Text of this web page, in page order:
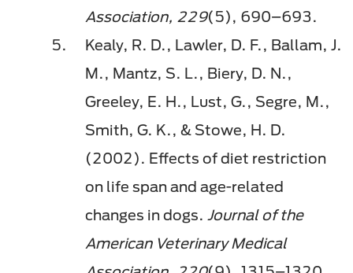
Association, 229(5), 690–693.
Kealy, R. D., Lawler, D. F., Ballam, J.
M., Mantz, S. L., Biery, D. N.,
Greeley, E. H., Lust, G., Segre, M.,
Smith, G. K., & Stowe, H. D.
(2002). Effects of diet restriction
on life span and age-related
changes in dogs. Journal of the
American Veterinary Medical